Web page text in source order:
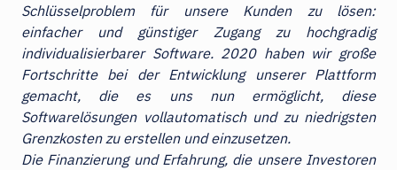
Schlüsselproblem für unsere Kunden zu lösen:
einfacher und günstiger Zugang zu hochgradig
individualisierbarer Software. 2020 haben wir große
Fortschritte bei der Entwicklung unserer Plattform
gemacht, die es uns nun ermöglicht, diese
Softwarelösungen vollautomatisch und zu niedrigsten
Grenzkosten zu erstellen und einzusetzen.
Die Finanzierung und Erfahrung, die unsere Investoren